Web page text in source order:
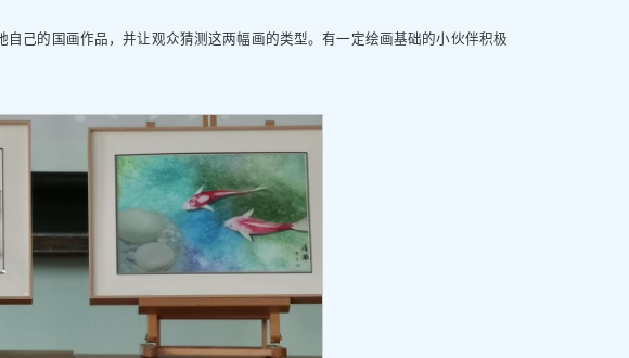
己的国画作品，并让观众猜测这两幅画的类型。有一定绘画基础的小伙伴积极